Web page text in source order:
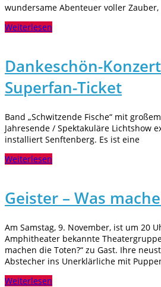
wundersame Abenteuer voller
Weiterlesen
Dankeschön-
Superfan-Ticket
Band „Schwitzende Fische“ mit
Jahresende / Spektakuläre Lichtshow
installiert Senftenberg. Es ist eine
Weiterlesen
Geister – Was
Am Samstag, 9. November, ist um 20
Amphitheater bekannte
machen die Toten?“ zu Gast. Ihre
Abstecher ins Unerklärliche mit
Weiterlesen